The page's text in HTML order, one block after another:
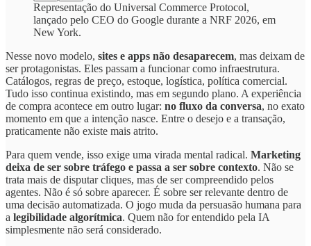
Representação do Universal Commerce Protocol,
lançado pelo CEO do Google durante a NRF 2026, em
New York.
Nesse novo modelo, sites e apps não desaparecem, mas deixam de
ser protagonistas. Eles passam a funcionar como infraestrutura.
Catálogos, regras de preço, estoque, logística, política comercial.
Tudo isso continua existindo, mas em segundo plano. A experiência
de compra acontece em outro lugar: no fluxo da conversa, no exato
momento em que a intenção nasce. Entre o desejo e a transação,
praticamente não existe mais atrito.
Para quem vende, isso exige uma virada mental radical. Marketing
deixa de ser sobre tráfego e passa a ser sobre contexto. Não se
trata mais de disputar cliques, mas de ser compreendido pelos
agentes. Não é só sobre aparecer. É sobre ser relevante dentro de
uma decisão automatizada. O jogo muda da persuasão humana para
a legibilidade algorítmica. Quem não for entendido pela IA
simplesmente não será considerado.